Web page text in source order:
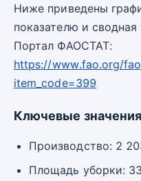
Ниже приведены
показателю и
Портал ФАОСТАТ:
https://www.fao.org/
item_code=399
Ключевые значения
Производство: 2
Площадь уборки: